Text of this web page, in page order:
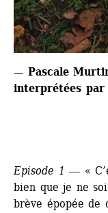
— Pascale
interprétées par
Episode 1 ― «
bien que je ne
brève épopée de